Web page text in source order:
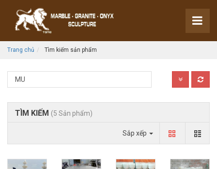
Trang chủ Tìm kiếm sản phẩm
TÌM KIẾM (5 Sản phẩm)
Sắp xếp